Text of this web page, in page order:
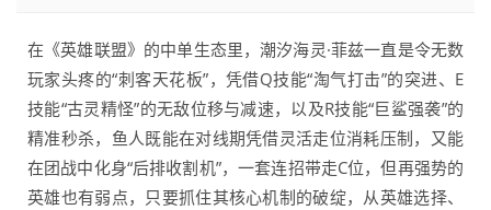
在《英雄联盟》的中单生态里，潮汐海灵·菲兹一直是令无数
玩家头疼的“刺客天花板”，凭借Q技能“淘气打击”的突进、E
技能“古灵精怪”的无敌位移与减速，以及R技能“巨鲨强袭”的
精准秒杀，鱼人既能在对线期凭借灵活走位消耗压制，又能
在团战中化身“后排收割机”，一套连招带走C位，但再强势的
英雄也有弱点，只要抓住其核心机制的破绽，从英雄选择、